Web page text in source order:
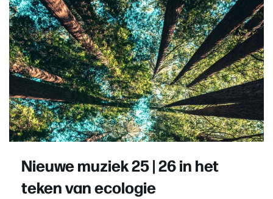
Nieuwe muziek 25 | 26 in het
teken van ecologie